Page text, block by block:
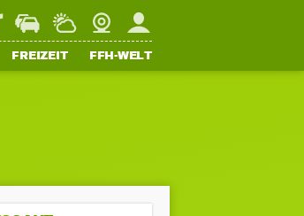
StaupilotWetterWebcamMein FFH
FREIZEIT FFH-WELT